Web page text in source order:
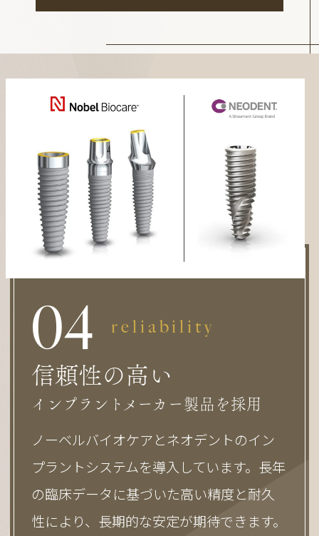
04 reliability
信頼性の高い
インプラントメーカー製品を採用
ノーベルバイオケアとネオデントのイン
プラントシステムを導入しています。長年
の臨床データに基づいた高い精度と耐久
性により、長期的な安定が期待できます。